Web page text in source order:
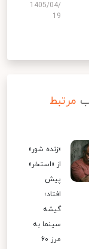
1405/04/
19
مرتبط
«زنده شور»
از «استخر»
پیش
افتاد؛
گیشه
سینما به
مرز ۶۰